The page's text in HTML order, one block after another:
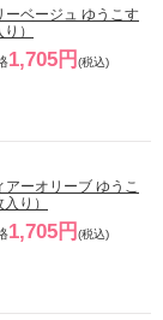
ベージュ ゆうこす
）
1,705円 (税込)
ーオリーブ ゆうこ
り）
1,705円 (税込)